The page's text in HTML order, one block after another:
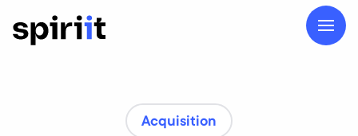
Acquisition